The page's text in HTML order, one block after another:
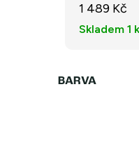
1 489 Kč
Skladem 1